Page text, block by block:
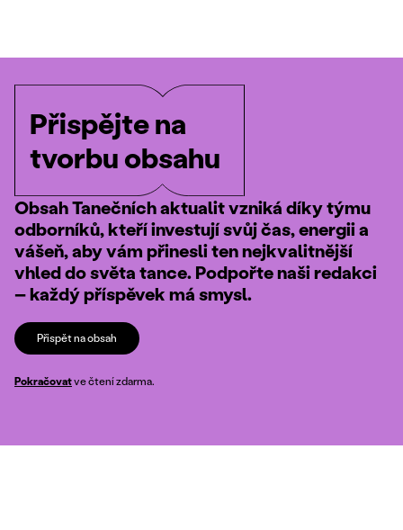
Přispějte na
tvorbu obsahu
Obsah Tanečních aktualit vzniká díky týmu
odborníků, kteří investují svůj čas, energii a
vášeň, aby vám přinesli ten nejkvalitnější
vhled do světa tance. Podpořte naši redakci
– každý příspěvek má smysl.
Přispět na obsah
Pokračovatve čtení zdarma.